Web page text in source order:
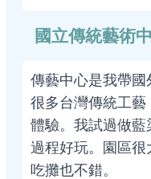
國立傳統藝術
傳藝中心是我帶
很多台灣傳統工
體驗。我試過做藍
過程好玩。園區
吃攤也不錯。